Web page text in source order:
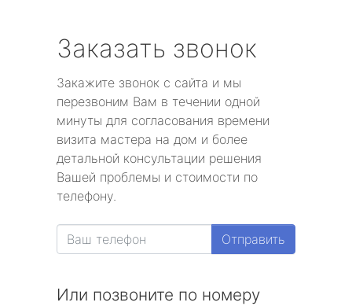
Заказать звонок
Закажите звонок с сайта и мы
перезвоним Вам в течении одной
минуты для согласования времени
визита мастера на дом и более
детальной консультации решения
Вашей проблемы и стоимости по
телефону.
Отправить
Или позвоните по номеру